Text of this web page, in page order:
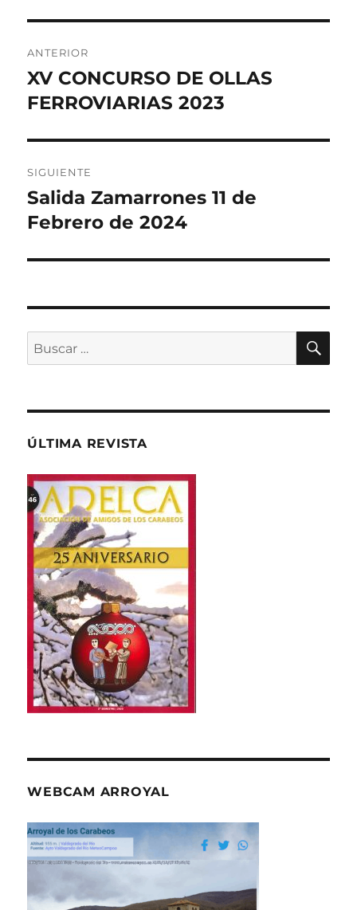
de
entradas
ANTERIOR
Entrada
anterior:
XV CONCURSO DE OLLAS
FERROVIARIAS 2023
SIGUIENTE
Entrada
siguiente:
Salida Zamarrones 11 de
Febrero de 2024
Buscar
por:
ÚLTIMA REVISTA
WEBCAM ARROYAL